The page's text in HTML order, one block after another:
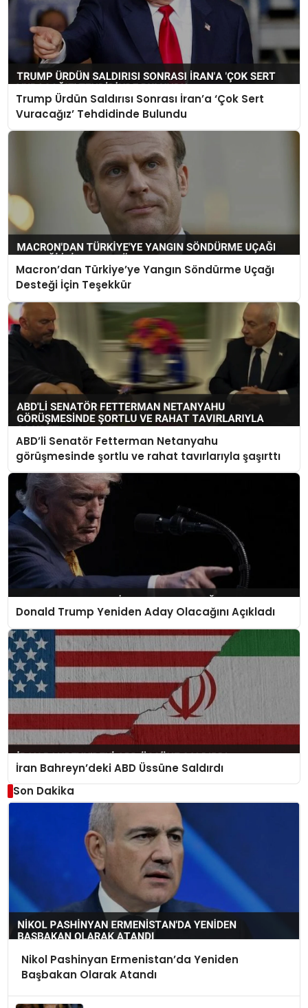
Trump Ürdün Saldırısı Sonrası İran’a ‘Çok Sert
Vuracağız’ Tehdidinde Bulundu
Macron’dan Türkiye’ye Yangın Söndürme Uçağı
Desteği İçin Teşekkür
ABD’li Senatör Fetterman Netanyahu
görüşmesinde şortlu ve rahat tavırlarıyla şaşırttı
Donald Trump Yeniden Aday Olacağını Açıkladı
İran Bahreyn’deki ABD Üssüne Saldırdı
Son Dakika
Nikol Pashinyan Ermenistan’da Yeniden
Başbakan Olarak Atandı